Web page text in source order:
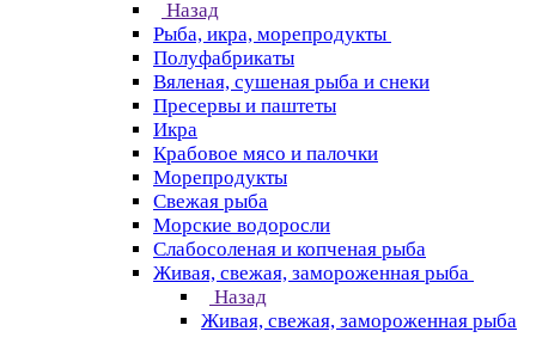
Назад
Рыба, икра, морепродукты
Полуфабрикаты
Вяленая, сушеная рыба и снеки
Пресервы и паштеты
Икра
Крабовое мясо и палочки
Морепродукты
Свежая рыба
Морские водоросли
Слабосоленая и копченая рыба
Живая, свежая, замороженная рыба
Назад
Живая, свежая, замороженная рыба